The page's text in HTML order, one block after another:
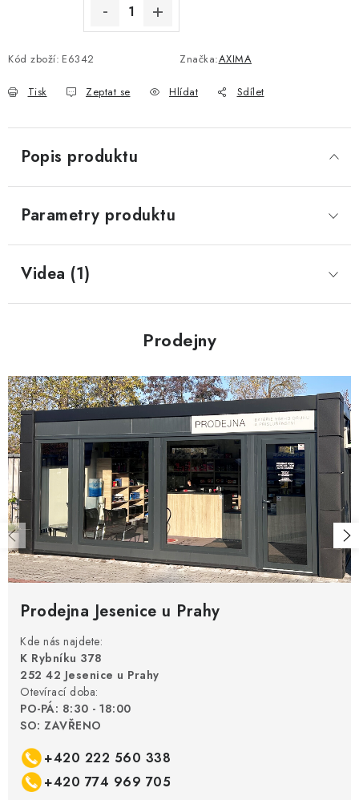
POŠTOVNÉ A DOPRAVA
KONFIGURÁTOR AUTOBATERIÍ
VÝMĚNA AUTOBATERIE
OBCHODNÍ PODMÍNKY
OCHRANA OSOBNÍCH ÚDAJŮ
OVĚŘOVÁNÍ RECENZÍ
ZPĚTNÝ ODBĚR ELEKTROZAŘÍZENÍ A BATERIÍ
Kód zboží: E6342 Značka:AXIMA
Tisk Zeptat se Hlídat Sdílet
Popis produktu
Parametry produktu
Videa (1)
Prodejny
Prodejna Jesenice u Prahy
Kde nás najdete:
K Rybníku 378
252 42 Jesenice u Prahy
Otevírací doba:
PO-PÁ: 8:30 - 18:00
SO: ZAVŘENO
+420 222 560 338
+420 774 969 705